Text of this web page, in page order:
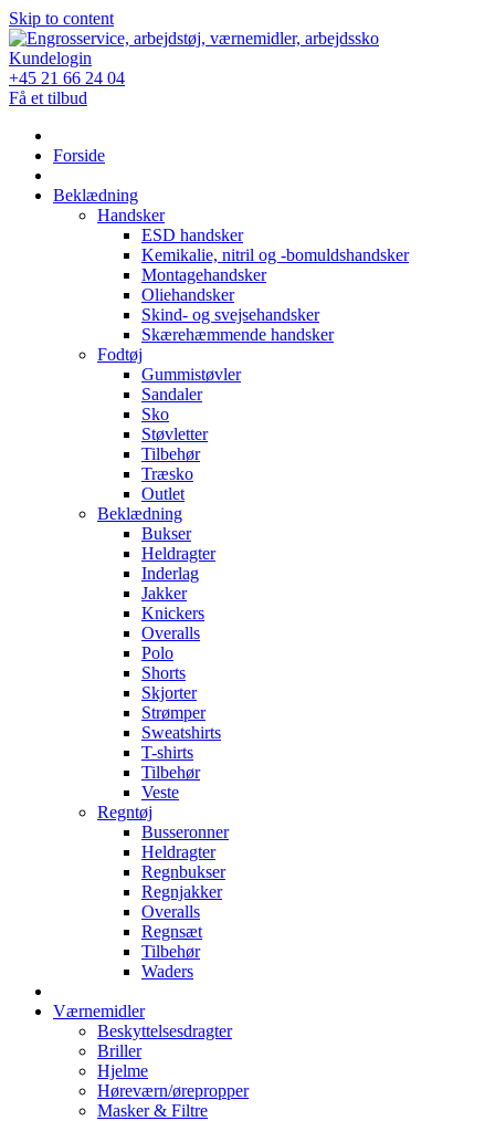
Skip to content
Kundelogin
+45 21 66 24 04
Få et tilbud
Forside
Beklædning
Handsker
ESD handsker
Kemikalie, nitril og -bomuldshandsker
Montagehandsker
Oliehandsker
Skind- og svejsehandsker
Skærehæmmende handsker
Fodtøj
Gummistøvler
Sandaler
Sko
Støvletter
Tilbehør
Træsko
Outlet
Beklædning
Bukser
Heldragter
Inderlag
Jakker
Knickers
Overalls
Polo
Shorts
Skjorter
Strømper
Sweatshirts
T-shirts
Tilbehør
Veste
Regntøj
Busseronner
Heldragter
Regnbukser
Regnjakker
Overalls
Regnsæt
Tilbehør
Waders
Værnemidler
Beskyttelsesdragter
Briller
Hjelme
Høreværn/ørepropper
Masker & Filtre